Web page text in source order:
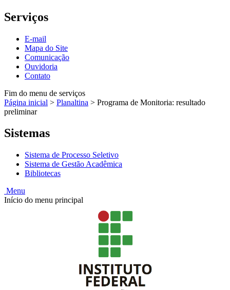
Serviços
E-mail
Mapa do Site
Comunicação
Ouvidoria
Contato
Fim do menu de serviços
Página inicial > Planaltina > Programa de Monitoria: resultado
preliminar
Sistemas
Sistema de Processo Seletivo
Sistema de Gestão Acadêmica
Bibliotecas
Menu
Início do menu principal